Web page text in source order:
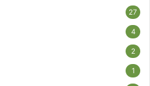
27
4
2
1